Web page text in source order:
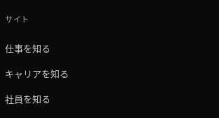
サイト
仕事を知る
キャリアを知る
社員を知る